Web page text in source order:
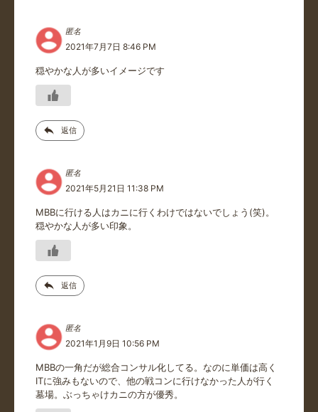
匿名
2021年7月7日 8:46 PM
穏やかな人が多いイメージです
返信
匿名
2021年5月21日 11:38 PM
MBBに行ける人はカニに行くわけではないでしょう(笑)。
穏やかな人が多い印象。
返信
匿名
2021年1月9日 10:56 PM
MBBの一角だが総合コンサル化してる。なのに単価は高く
ITに強みもないので、他の戦コンに行けなかった人が行く
墓場。ぶっちゃけカニの方が優秀。